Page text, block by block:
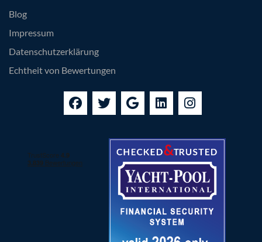
Blog
Impressum
Datenschutzerklärung
Echtheit von Bewertungen